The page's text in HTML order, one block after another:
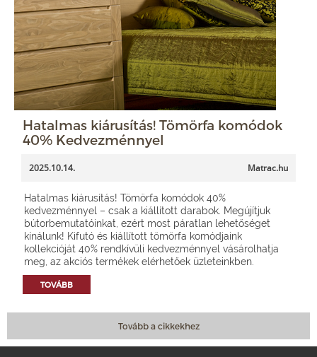
Hatalmas kiárusítás! Tömörfa komódok
40% Kedvezménnyel
2025.10.14. Matrac.hu
Hatalmas kiárusítás! Tömörfa komódok 40%
kedvezménnyel – csak a kiállított darabok. Megújítjuk
bútorbemutatóinkat, ezért most páratlan lehetőséget
kínálunk! Kifutó és kiállított tömörfa komódjaink
kollekcióját 40% rendkívüli kedvezménnyel vásárolhatja
meg, az akciós termékek elérhetőek üzleteinkben.
TOVÁBB
Tovább a cikkekhez